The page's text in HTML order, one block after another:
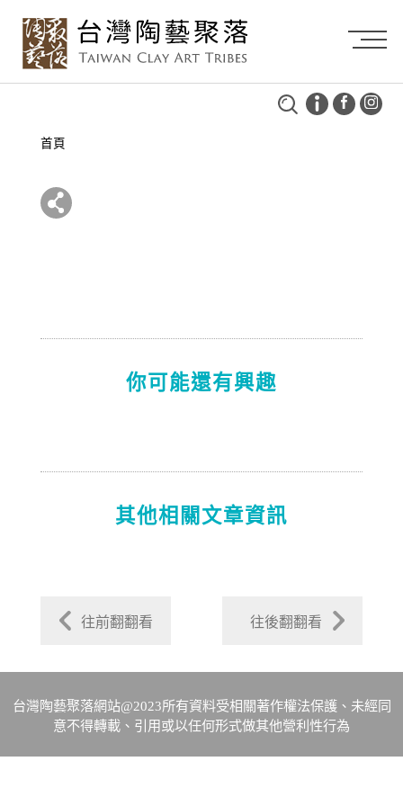
首頁
你可能還有興趣
往前翻翻看 往後翻翻看
其他相關文章資訊
台灣陶藝聚落網站@2023所有資料受相關著作權法保護、未經同
意不得轉載、引用或以任何形式做其他營利性行為